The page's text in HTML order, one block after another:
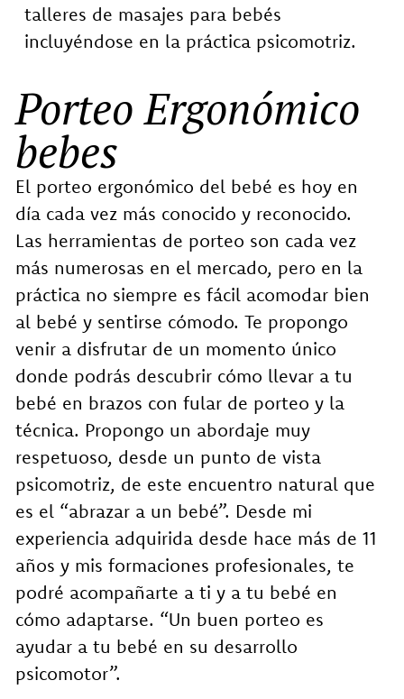
talleres de masajes para bebés
incluyéndose en la práctica psicomotriz.
Porteo Ergonómico
bebes
El porteo ergonómico del bebé es hoy en
día cada vez más conocido y reconocido.
Las herramientas de porteo son cada vez
más numerosas en el mercado, pero en la
práctica no siempre es fácil acomodar bien
al bebé y sentirse cómodo. Te propongo
venir a disfrutar de un momento único
donde podrás descubrir cómo llevar a tu
bebé en brazos con fular de porteo y la
técnica. Propongo un abordaje muy
respetuoso, desde un punto de vista
psicomotriz, de este encuentro natural que
es el “abrazar a un bebé”. Desde mi
experiencia adquirida desde hace más de 11
años y mis formaciones profesionales, te
podré acompañarte a ti y a tu bebé en
cómo adaptarse. “Un buen porteo es
ayudar a tu bebé en su desarrollo
psicomotor”.